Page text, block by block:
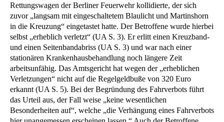
Rettungswagen der Berliner Feuerwehr kollidierte, der sich
zuvor „langsam mit eingeschaltetem Blaulicht und Martinshorn
in die Kreuzung“ eingetastet hatte. Der Betroffene wurde hierbei
selbst „erheblich verletzt“ (UA S. 3). Er erlitt einen Kreuzband-
und einen Seitenbandabriss (UA S. 3) und war nach einer
stationären Krankenhausbehandlung noch längere Zeit
arbeitsunfähig. Das Amtsgericht hat wegen der „erheblichen
Verletzungen“ nicht auf die Regelgeldbuße von 320 Euro
erkannt (UA S. 5). Bei der Begründung des Fahrverbots führt
das Urteil aus, der Fall weise „keine wesentlichen
Besonderheiten auf“, welche „die Verhängung eines Fahrverbots